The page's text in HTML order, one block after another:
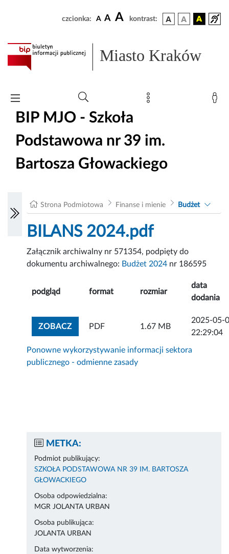
czcionka: A A A kontrast:
Miasto Kraków
BIP MJO - Szkoła
Podstawowa nr 39 im.
Bartosza Głowackiego
Strona Podmiotowa Finanse i mienie Budżet
BILANS 2024.pdf
Załącznik archiwalny nr 571354, podpięty do
dokumentu archiwalnego: Budżet 2024 nr 186595
podgląd format rozmiar
data
dodania
ZOBACZZOBACZ ZAŁĄCZNIK
PDF 1.67 MB
2025-05-
22:29:04
Ponowne wykorzystywanie informacji sektora
publicznego - odmienne zasady
METKA:
Podmiot publikujący:
SZKOŁA PODSTAWOWA NR 39 IM. BARTOSZA
GŁOWACKIEGO
Osoba odpowiedzialna:
MGR JOLANTA URBAN
Osoba publikująca:
JOLANTA URBAN
Data wytworzenia: